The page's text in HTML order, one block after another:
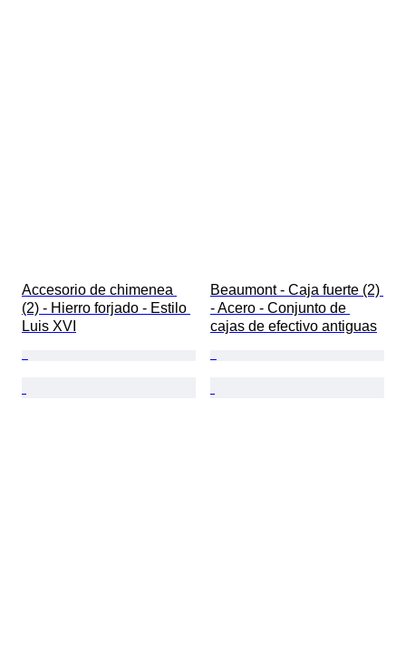
Accesorio de chimenea
(2) - Hierro forjado - Estilo
Luis XVI
Beaumont - Caja fuerte (2)
- Acero - Conjunto de
cajas de efectivo antiguas